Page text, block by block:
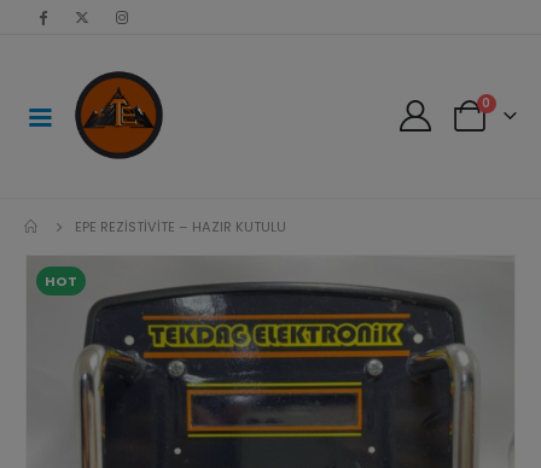
0
EPE REZISTIVITE – HAZIR KUTULU
HOT